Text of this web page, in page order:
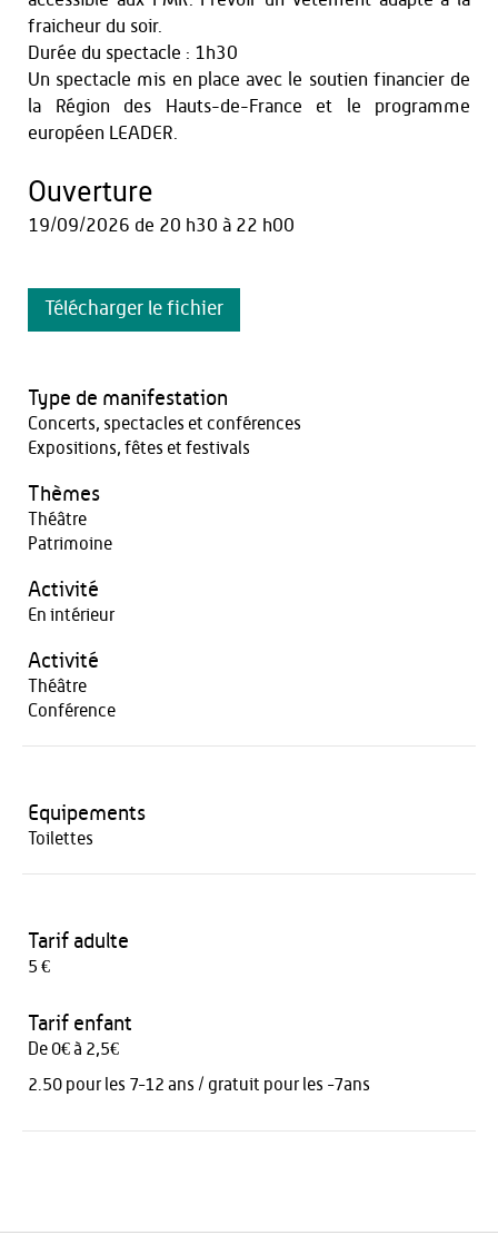
fraicheur du soir.
Durée du spectacle : 1h30
Un spectacle mis en place avec le soutien financier de
la Région des Hauts-de-France et le programme
européen LEADER.
Ouverture
19/09/2026 de 20 h30 à 22 h00
Télécharger le fichier
Type de manifestation
Concerts, spectacles et conférences
Expositions, fêtes et festivals
Thèmes
Théâtre
Patrimoine
Activité
En intérieur
Activité
Théâtre
Conférence
Equipements
Toilettes
Tarif adulte
5 €
Tarif enfant
De 0€ à 2,5€
2.50 pour les 7-12 ans / gratuit pour les -7ans